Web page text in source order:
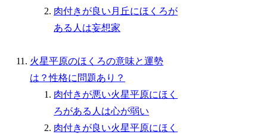
肉付きが良い月丘にほくろが
ある人は妄想家
火星平原のほくろの意味と運勢
は？性格に問題あり？
肉付きが悪い火星平原にほく
ろがある人は心が弱い
肉付きが良い火星平原にほく